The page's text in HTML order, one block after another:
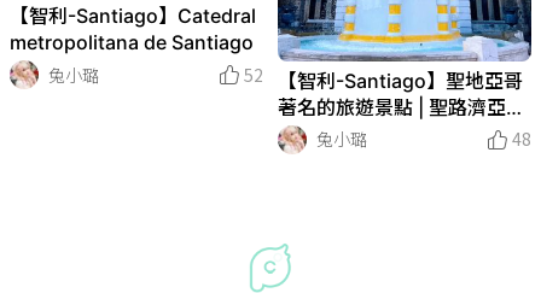
【智利-Santiago】Catedral
metropolitana de Santiago
兔小璐
52
【智利-Santiago】聖地亞哥
著名的旅遊景點 | 聖路濟亞山
| Cerro Santa Lucia
兔小璐 48